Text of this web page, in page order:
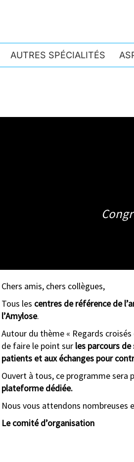
AUTRES SPÉCIALITÉS
Chers amis, chers collègues,
Tous les centres de référence de
l’Amylose.
Autour du thème « Regards
de faire le point sur les parcours
patients et aux échanges pour
Ouvert à tous, ce programme sera
plateforme dédiée.
Nous vous attendons nombreuses
Le comité d’organisation